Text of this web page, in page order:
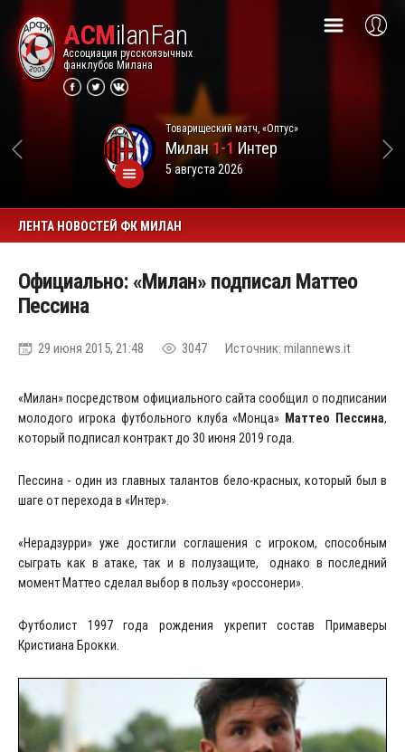
ACMilanFan
Ассоциация русскоязычных
фанклубов Милана
Товарищеский матч, «Оптус»
Милан1-1 Интер
5 августа 2026
ЛЕНТА НОВОСТЕЙ ФК МИЛАН
Официально: «Милан» подписал Маттео
Пессина
29 июня 2015, 21:48 3047 Источник: milannews.it
«Милан» посредством официального сайта сообщил о подписании
молодого игрока футбольного клуба «Монца» Маттео Пессина,
который подписал контракт до 30 июня 2019 года.
Пессина - один из главных талантов бело-красных, который был в
шаге от перехода в «Интер».
«Нерадзурри» уже достигли соглашения с игроком, способным
сыграть как в атаке, так и в полузащите, однако в последний
момент Маттео сделал выбор в пользу «россонери».
Футболист 1997 года рождения укрепит состав Примаверы
Кристиана Брокки.